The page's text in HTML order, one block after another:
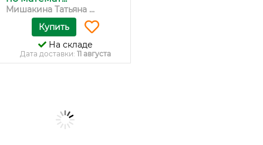
Мишакина Татьяна ...
Купить
На складе
Дата доставки: 11 августа